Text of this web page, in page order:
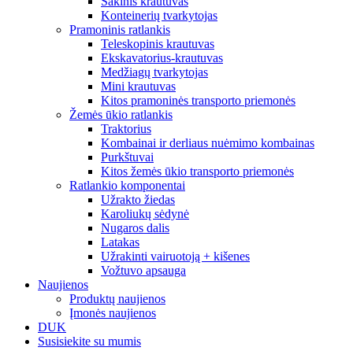
Konteinerių tvarkytojas
Pramoninis ratlankis
Teleskopinis krautuvas
Ekskavatorius-krautuvas
Medžiagų tvarkytojas
Mini krautuvas
Kitos pramoninės transporto priemonės
Žemės ūkio ratlankis
Traktorius
Kombainai ir derliaus nuėmimo kombainas
Purkštuvai
Kitos žemės ūkio transporto priemonės
Ratlankio komponentai
Užrakto žiedas
Karoliukų sėdynė
Nugaros dalis
Latakas
Užrakinti vairuotoją + kišenes
Vožtuvo apsauga
Naujienos
Produktų naujienos
Įmonės naujienos
DUK
Susisiekite su mumis